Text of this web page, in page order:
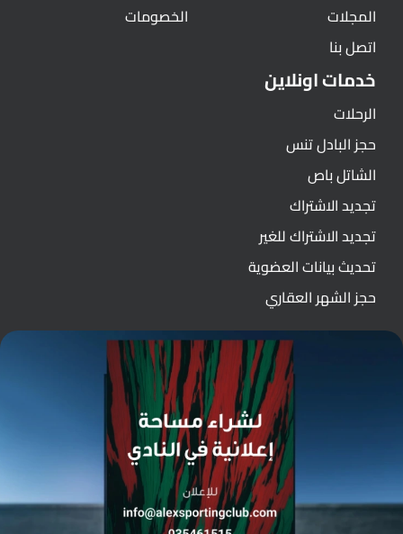
المجلات
اتصل بنا
الخصومات
خدمات اونلاين
الرحلات
حجز البادل تنس
الشاتل باص
تجديد الاشتراك
تجديد الاشتراك للغير
تحديث بيانات العضوية
حجز الشهر العقاري